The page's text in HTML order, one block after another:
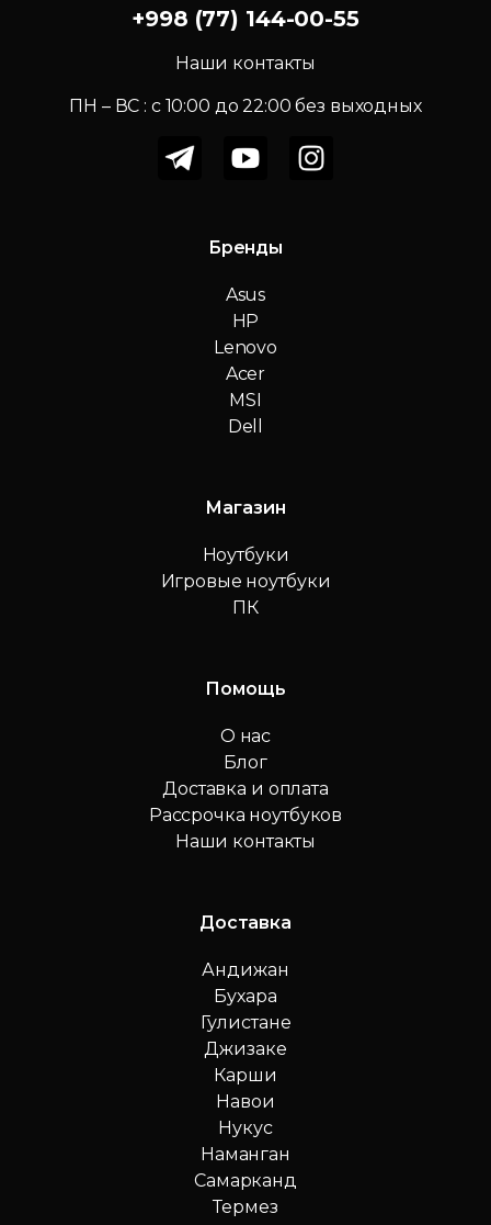
+998 (77) 144-00-55
Наши контакты
ПН – ВС : c 10:00 до 22:00 без выходных
Бренды
Asus
HP
Lenovo
Acer
MSI
Dell
Магазин
Ноутбуки
Игровые ноутбуки
ПК
Помощь
О нас
Блог
Доставка и оплата
Рассрочка ноутбуков
Наши контакты
Доставка
Андижан
Бухара
Гулистане
Джизаке
Карши
Навои
Нукус
Наманган
Самарканд
Термез